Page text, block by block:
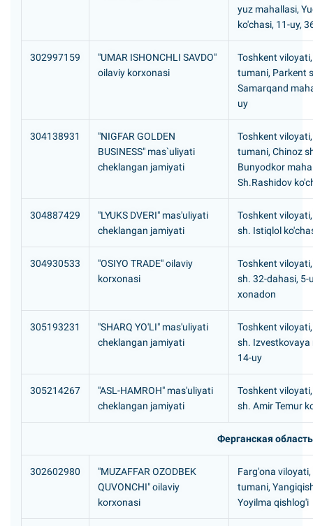
yuz mahallasi,
ko'chasi, 11-uy,
302997159
"UMAR ISHONCHLI SAVDO"
oilaviy korxonasi
Toshkent
tumani, Parkent
Samarqand
uy
304138931
"NIGFAR GOLDEN
BUSINESS" mas`uliyati
cheklangan jamiyati
Toshkent
tumani, Chinoz
Bunyodkor
Sh.Rashidov
304887429
"LYUKS DVERI" mas'uliyati
cheklangan jamiyati
Toshkent
sh. Istiqlol
304930533
"OSIYO TRADE" oilaviy
korxonasi
Toshkent
sh. 32-dahasi, 5-
xonadon
305193231
"SHARQ YO'LI" mas'uliyati
cheklangan jamiyati
Toshkent
sh. Izvestkovaya
14-uy
305214267
"ASL-HAMROH" mas'uliyati
cheklangan jamiyati
Toshkent
sh. Amir Temur
Ферганская область
302602980
"MUZAFFAR OZODBEK
QUVONCHI" oilaviy
korxonasi
Farg'ona viloyati,
tumani,
Yoyilma qishlog'i